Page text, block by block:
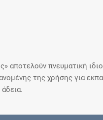
πνευματική
της χρήσης για